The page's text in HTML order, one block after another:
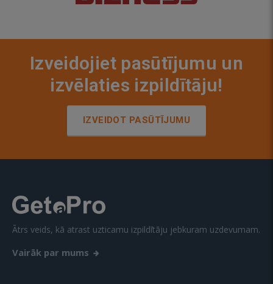
Izveidojiet pasūtījumu un
izvēlaties izpildītāju!
IZVEIDOT PASŪTĪJUMU
Ātrs veids, kā atrast uzticamu izpildītāju jebkuram uzdevumam.
Vairāk par mums